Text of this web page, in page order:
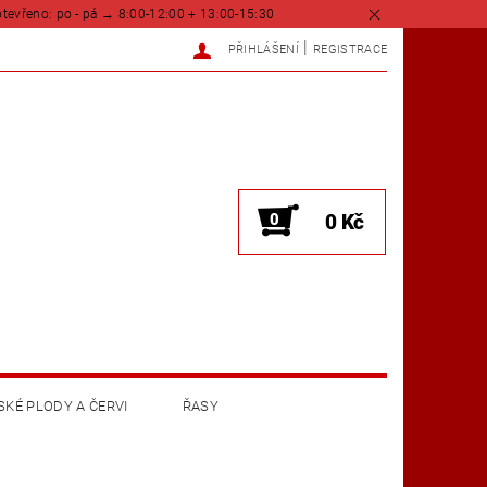
po - pá → 8:00-12:00 + 13:00-15:30
PŘIHLÁŠENÍ REGISTRACE
0 0 Kč
PLODY A ČERVI ŘASY